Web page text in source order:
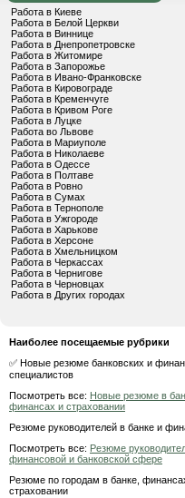
Работа в Киеве
Работа в Белой Церкви
Работа в Виннице
Работа в Днепропетровске
Работа в Житомире
Работа в Запорожье
Работа в Ивано-Франковске
Работа в Кировограде
Работа в Кременчуге
Работа в Кривом Роге
Работа в Луцке
Работа во Львове
Работа в Мариуполе
Работа в Николаеве
Работа в Одессе
Работа в Полтаве
Работа в Ровно
Работа в Сумах
Работа в Тернополе
Работа в Ужгороде
Работа в Харькове
Работа в Херсоне
Работа в Хмельницком
Работа в Черкассах
Работа в Чернигове
Работа в Черновцах
Работа в Других городах
Наиболее посещаемые рубрики
✅ Новые резюме банковских и
специалистов
Посмотреть все: Новые резюме в
финансах и страховании
Резюме руководителей в банке и
Посмотреть все: Резюме
финансовой и банковской сфере
Резюме по городам в банке,
страховании